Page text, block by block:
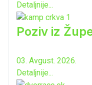
Detaljnije...
Poziv iz
03. Avgust. 2026.
Detaljnije...